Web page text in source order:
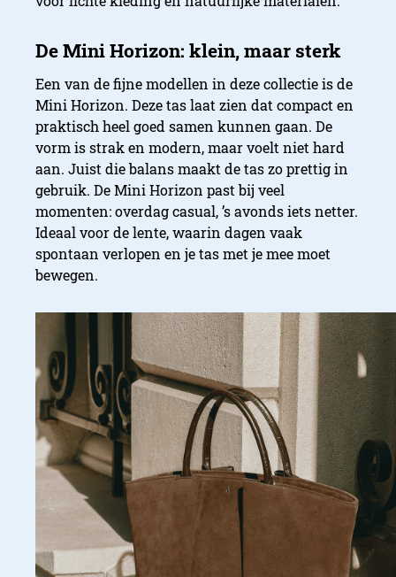
Zachte kleuren en
de lente
Een van de fijne modellen in deze collectie is de
Mini Horizon. Deze tas laat zien dat compact en
praktisch heel goed samen kunnen gaan. De
vorm is strak en modern, maar voelt niet hard
aan. Juist die balans maakt de tas zo prettig in
gebruik. De Mini Horizon past bij veel
momenten: overdag casual, ’s avonds iets netter.
Ideaal voor de lente, waarin dagen vaak
spontaan verlopen en je tas met je mee moet
bewegen.